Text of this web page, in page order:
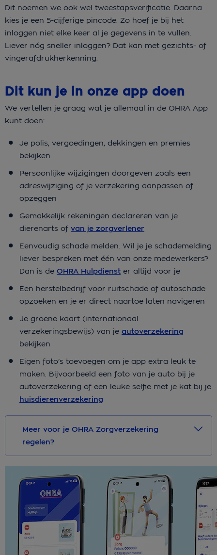
Dit noemen we ook wel tweestapsverificatie. Daarna
kies je een 5-cijferige pincode. Zo hoef je bij het
inloggen niet elke keer al je gegevens in te vullen.
Liever nóg sneller inloggen? Dat kan met gezichts- of
vingerafdrukherkenning.
Dit kun je in onze app doen
We vertellen je graag wat je allemaal in de OHRA App
kunt doen:
Je polis, vergoedingen, dekkingen en premies
bekijken
Persoonlijke wijzigingen doorgeven zoals een
adreswijziging of je verzekering aanpassen of
opzeggen
Gemakkelijk rekeningen declareren van je
dierenarts of van je zorgverlener
Eenvoudig schade melden. Wil je je schademelding
liever bespreken met één van onze medewerkers?
Dan is de OHRA Hulpdienst er altijd voor je
Een herstelbedrijf voor ruitschade of autoschade
opzoeken en je er direct naartoe laten navigeren
Je groene kaart (internationaal
verzekeringsbewijs) van je autoverzekering
bekijken
Eigen foto’s toevoegen om je app extra leuk te
maken. Bijvoorbeeld een foto van je auto bij je
autoverzekering of een leuke selfie met je kat bij je
huisdierenverzekering
Meer voor je OHRA Zorgverzekering
regelen?